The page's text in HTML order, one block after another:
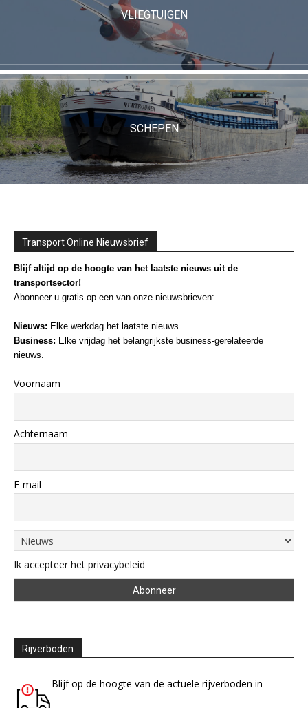
VLIEGTUIGEN
SCHEPEN
Transport Online Nieuwsbrief
Blijf altijd op de hoogte van het laatste nieuws uit de
transportsector!
Abonneer u gratis op een van onze nieuwsbrieven:
Nieuws: Elke werkdag het laatste nieuws
Business: Elke vrijdag het belangrijkste business-gerelateerde
nieuws.
Voornaam
Achternaam
E-mail
Ik accepteer het privacybeleid
Rijverboden
Blijf op de hoogte van de actuele rijverboden in